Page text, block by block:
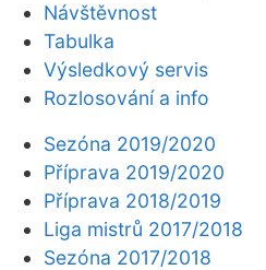
Návštěvnost
Tabulka
Výsledkový servis
Rozlosování a info
Sezóna 2019/2020
Příprava 2019/2020
Příprava 2018/2019
Liga mistrů 2017/2018
Sezóna 2017/2018